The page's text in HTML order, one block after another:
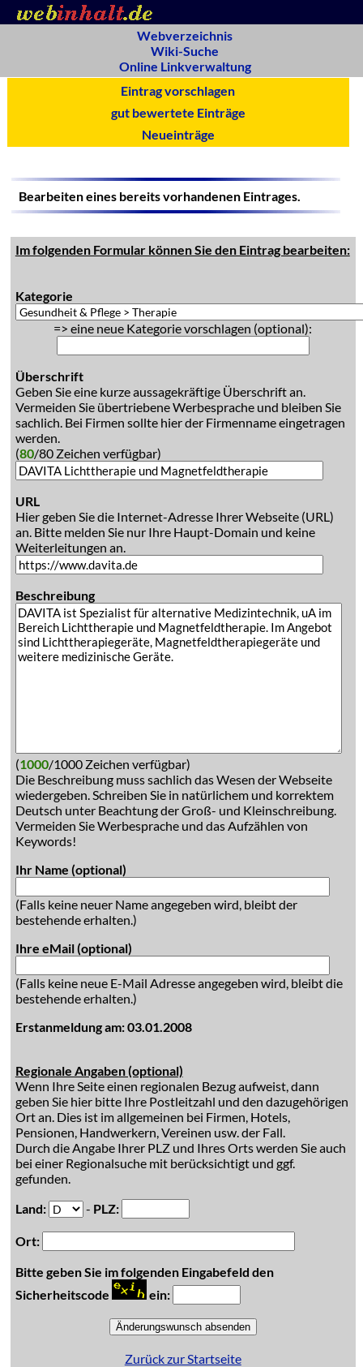
Webverzeichnis
Wiki-Suche
Online Linkverwaltung
Eintrag vorschlagen
gut bewertete Einträge
Neueinträge
Bearbeiten eines bereits vorhandenen Eintrages.
Im folgenden Formular können Sie den Eintrag bearbeiten:
Kategorie
=> eine neue Kategorie vorschlagen (optional):
Überschrift
Geben Sie eine kurze aussagekräftige Überschrift an.
Vermeiden Sie übertriebene Werbesprache und bleiben Sie
sachlich. Bei Firmen sollte hier der Firmenname eingetragen
werden.
(80/80 Zeichen verfügbar)
URL
Hier geben Sie die Internet-Adresse Ihrer Webseite (URL)
an. Bitte melden Sie nur Ihre Haupt-Domain und keine
Weiterleitungen an.
Beschreibung
(1000/1000 Zeichen verfügbar)
Die Beschreibung muss sachlich das Wesen der Webseite
wiedergeben. Schreiben Sie in natürlichem und korrektem
Deutsch unter Beachtung der Groß- und Kleinschreibung.
Vermeiden Sie Werbesprache und das Aufzählen von
Keywords!
Ihr Name (optional)
(Falls keine neuer Name angegeben wird, bleibt der
bestehende erhalten.)
Ihre eMail (optional)
(Falls keine neue E-Mail Adresse angegeben wird, bleibt die
bestehende erhalten.)
Erstanmeldung am: 03.01.2008
Regionale Angaben (optional)
Wenn Ihre Seite einen regionalen Bezug aufweist, dann
geben Sie hier bitte Ihre Postleitzahl und den dazugehörigen
Ort an. Dies ist im allgemeinen bei Firmen, Hotels,
Pensionen, Handwerkern, Vereinen usw. der Fall.
Durch die Angabe Ihrer PLZ und Ihres Orts werden Sie auch
bei einer Regionalsuche mit berücksichtigt und ggf.
gefunden.
Land:
- PLZ:
Ort:
Bitte geben Sie im folgenden Eingabefeld den
Sicherheitscode
ein:
Zurück zur Startseite